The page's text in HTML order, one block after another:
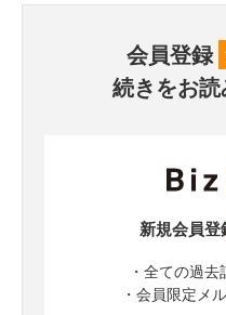
会員登録
続きをお
新規会員登
・全ての過
・会員限定メ